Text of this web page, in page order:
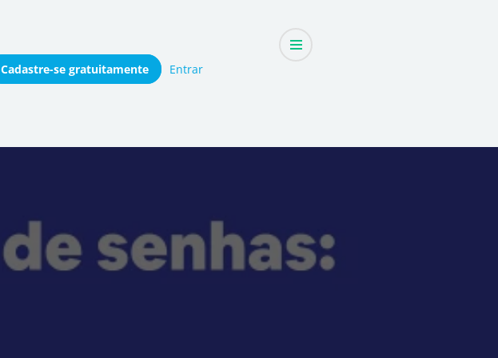
Cadastre-se gratuitamente Entrar